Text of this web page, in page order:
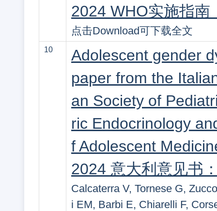
2024 WHO实施指南
点击Download可下载全文
10
Adolescent gender
paper from the
an Society of
ric Endocrinology
f Adolescent
2024 意大利意见书
Calcaterra V, Tornese G,
i EM, Barbi E, Chiarelli F,